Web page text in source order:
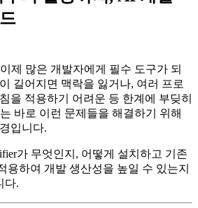
제 많은 개발자에게 필수 도구가 되
길어지면 맥락을 잃거나, 여러 프로
을 적용하기 어려운 등 한계에 부딪히
는 바로 이런 문제들을 해결하기 위해
입니다.
가 무엇인지, 어떻게 설치하고 기존
용하여 개발 생산성을 높일 수 있는지
다.